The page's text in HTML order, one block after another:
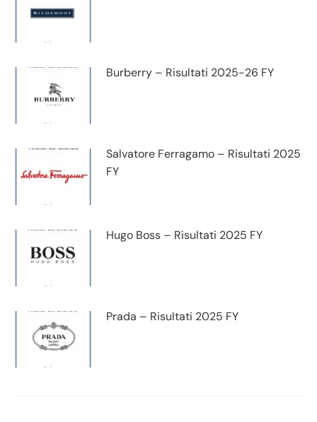
Burberry – Risultati 2025-26 FY
Salvatore Ferragamo – Risultati 2025
FY
Hugo Boss – Risultati 2025 FY
Prada – Risultati 2025 FY